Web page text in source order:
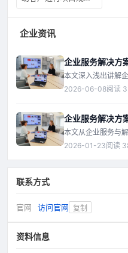
企业资讯
企业服务解决方
本文深入浅出讲解
析、架构设计、实
2026-06-08阅读
企业服务解决方
本文从企业服务与
材质（即技术架构
2026-01-23阅读
联系方式
官网 访问官网 复制
资料信息